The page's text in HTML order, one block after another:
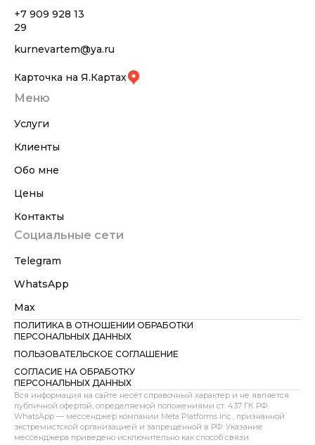
+7 909 928 13
29
kurnevartem@ya.ru
Карточка на Я.Картах
Меню
Услуги
Клиенты
Обо мне
Цены
Контакты
Социальные сети
Telegram
WhatsApp
Max
ПОЛИТИКА В ОТНОШЕНИИ ОБРАБОТКИ
ПЕРСОНАЛЬНЫХ ДАННЫХ
ПОЛЬЗОВАТЕЛЬСКОЕ СОГЛАШЕНИЕ
СОГЛАСИЕ НА ОБРАБОТКУ
ПЕРСОНАЛЬНЫХ ДАННЫХ
Вся информация на сайте несёт справочный характер и не является
публичной офертой, определяемой положениями ст. 437 ГК РФ.
WhatsApp — мессенджер компании Meta Platforms Inc., признанной
экстремистской организацией и запрещённой в РФ. Указание
мессенджера приведено исключительно как способ связи.